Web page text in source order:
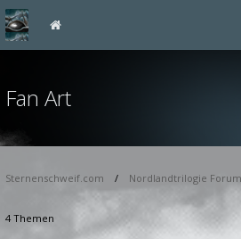
Fan Art
Sternenschweif.com Nordlandtrilogie Forum
4 Themen